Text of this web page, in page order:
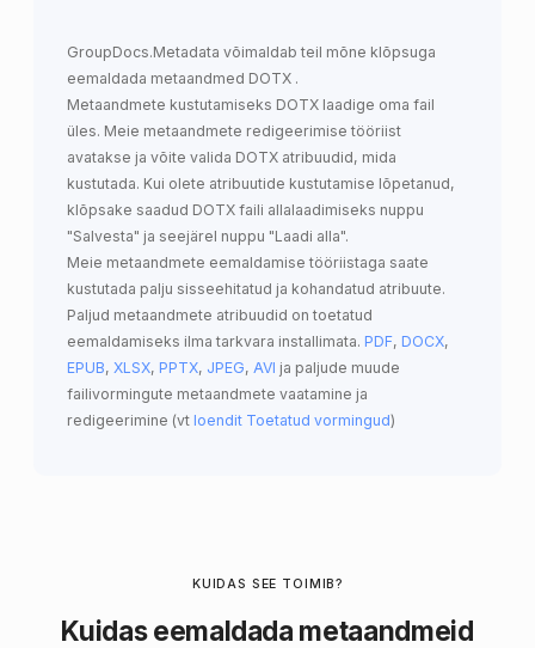
GroupDocs.Metadata võimaldab teil mõne klõpsuga
eemaldada metaandmed DOTX .
Metaandmete kustutamiseks DOTX laadige oma fail
üles. Meie metaandmete redigeerimise tööriist
avatakse ja võite valida DOTX atribuudid, mida
kustutada. Kui olete atribuutide kustutamise lõpetanud,
klõpsake saadud DOTX faili allalaadimiseks nuppu
"Salvesta" ja seejärel nuppu "Laadi alla".
Meie metaandmete eemaldamise tööriistaga saate
kustutada palju sisseehitatud ja kohandatud atribuute.
Paljud metaandmete atribuudid on toetatud
eemaldamiseks ilma tarkvara installimata. PDF, DOCX,
EPUB, XLSX, PPTX, JPEG, AVI ja paljude muude
failivormingute metaandmete vaatamine ja
redigeerimine (vt loendit Toetatud vormingud)
KUIDAS SEE TOIMIB?
Kuidas eemaldada metaandmeid